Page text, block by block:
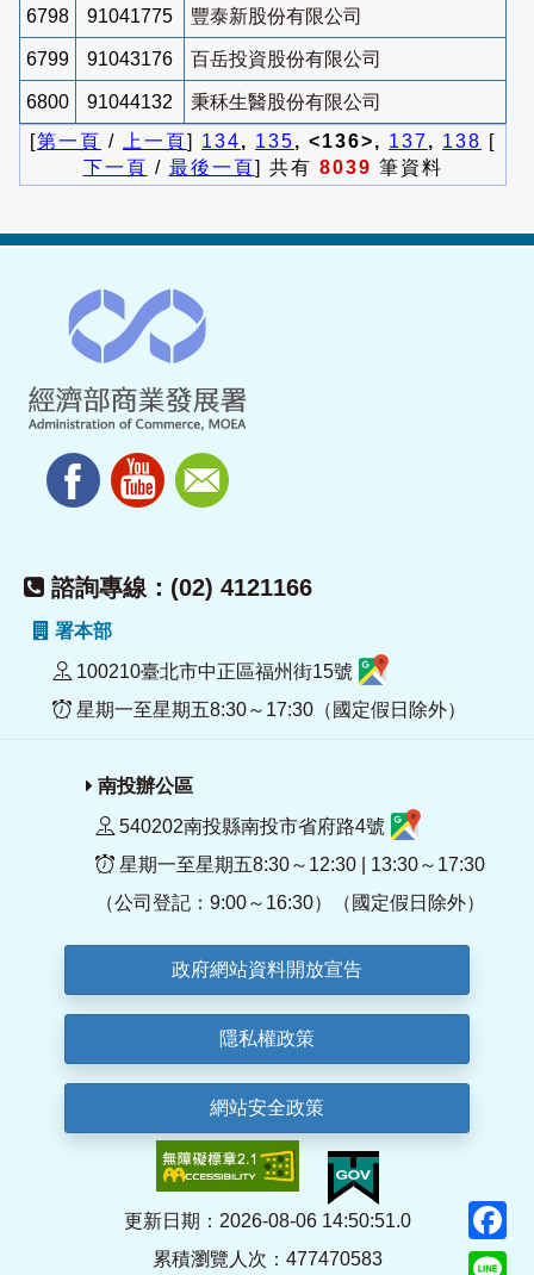
6798 91041775 豐泰新股份有限公司
6799 91043176 百岳投資股份有限公司
6800 91044132
秉秝生醫股份有限公司
[第一頁 / 上一頁] 134, 135, <136>, 137, 138 [
下一頁 / 最後一頁] 共有 8039 筆資料
諮詢專線：(02) 4121166
署本部
100210臺北市中正區福州街15號
星期一至星期五8:30～17:30（國定假日除外）
南投辦公區
540202南投縣南投市省府路4號
星期一至星期五8:30～12:30 | 13:30～17:30
（公司登記：9:00～16:30）（國定假日除外）
政府網站資料開放宣告
隱私權政策
網站安全政策
更新日期：2026-08-06 14:50:51.0
累積瀏覽人次：477470583